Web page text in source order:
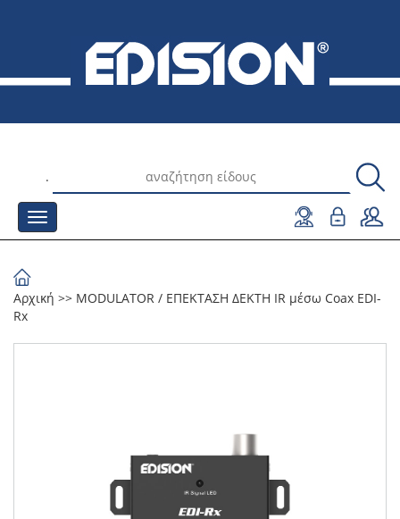
.
Αρχική >> MODULATOR / ΕΠΕΚΤΑΣΗ ΔΕΚΤΗ IR μέσω Coax EDI-
Rx